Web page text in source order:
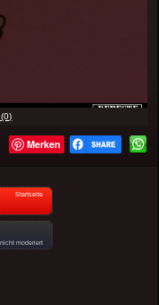
Merken
Startseite
nicht moderiert